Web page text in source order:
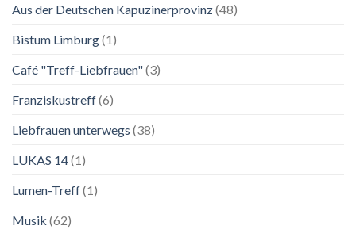
Ausstellung
Aus der Deutschen Kapuzinerprovinz(48)
Bistum Limburg(1)
Café "Treff-Liebfrauen"(3)
Franziskustreff(6)
Liebfrauen unterwegs (38)
LUKAS 14(1)
Lumen-Treff(1)
Musik (62)